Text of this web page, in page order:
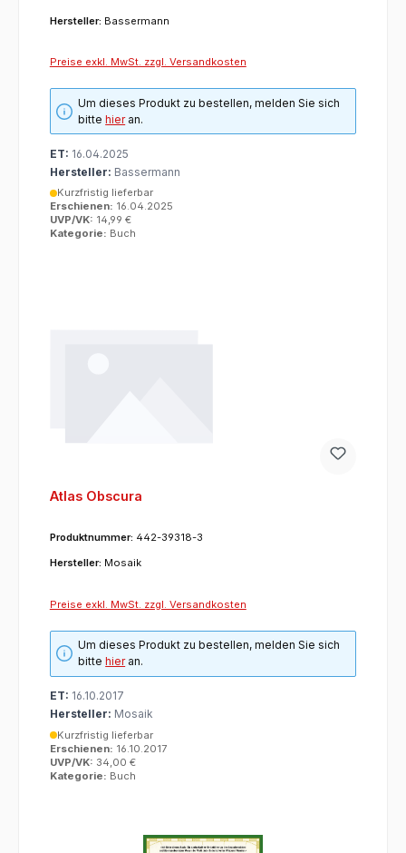
Hersteller: Bassermann
Preise exkl. MwSt. zzgl. Versandkosten
Um dieses Produkt zu bestellen, melden Sie sich
bittehieran.
ET: 16.04.2025
Hersteller: Bassermann
Kurzfristig lieferbar
Erschienen: 16.04.2025
UVP/VK: 14,99 €
Kategorie: Buch
Atlas Obscura
Produktnummer: 442-39318-3
Hersteller: Mosaik
Preise exkl. MwSt. zzgl. Versandkosten
Um dieses Produkt zu bestellen, melden Sie sich
bittehieran.
ET: 16.10.2017
Hersteller: Mosaik
Kurzfristig lieferbar
Erschienen: 16.10.2017
UVP/VK: 34,00 €
Kategorie: Buch